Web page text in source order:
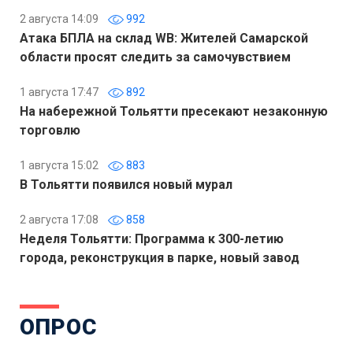
2 августа 14:09 992
Атака БПЛА на склад WB: Жителей Самарской
области просят следить за самочувствием
1 августа 17:47 892
На набережной Тольятти пресекают незаконную
торговлю
1 августа 15:02 883
В Тольятти появился новый мурал
2 августа 17:08 858
Неделя Тольятти: Программа к 300-летию
города, реконструкция в парке, новый завод
ОПРОС